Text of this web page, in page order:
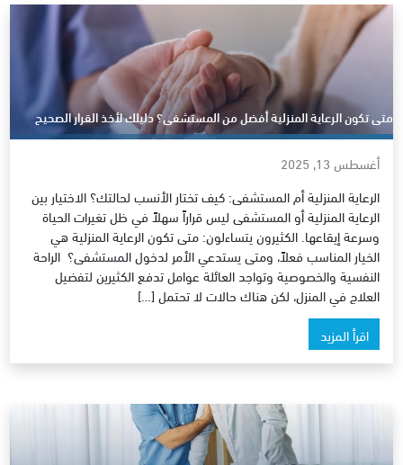
متى تكون الرعاية المنزلية أفضل من المستشفى؟ دليلك لأخذ القرار الصحيح
أغسطس 13, 2025
الرعاية المنزلية أم المستشفى: كيف تختار الأنسب لحالتك؟ الاختيار بين
الرعاية المنزلية أو المستشفى ليس قراراً سهلاً في ظل تغيرات الحياة
وسرعة إيقاعها. الكثيرون يتساءلون: متى تكون الرعاية المنزلية هي
الخيار المناسب فعلاً، ومتى يستدعي الأمر لدخول المستشفى؟ الراحة
النفسية والخصوصية وتواجد العائلة عوامل تدفع الكثيرين لتفضيل
العلاج في المنزل، لكن هناك حالات لا تحتمل […]
اقرأ المزيد